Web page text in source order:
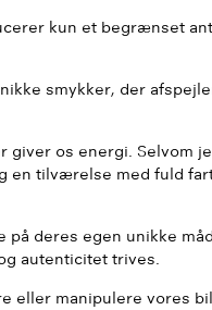
kun et begrænset
smykker, der
os energi. Selvom
tilværelse med fuld
deres egen unikke
autenticitet trives.
eller manipulere vores